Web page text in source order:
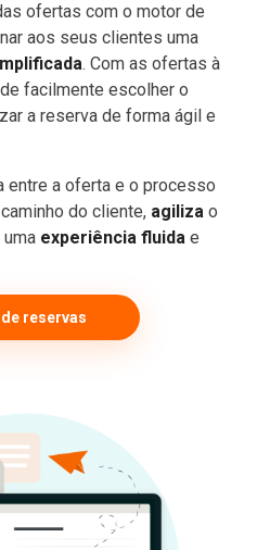
ofertas com o motor de
aos seus clientes uma
. Com as ofertas à
facilmente escolher o
a reserva de forma ágil e
entre a oferta e o processo
do cliente, agiliza o
experiência fluida e
reservas